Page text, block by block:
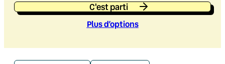
C'est parti
Plus d’options